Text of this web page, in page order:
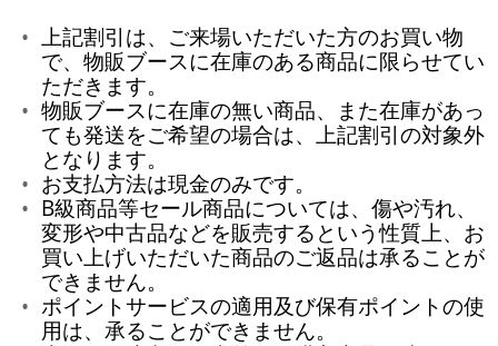
上記割引は、ご来場いただいた方のお買い物
で、物販ブースに在庫のある商品に限らせてい
ただきます。
物販ブースに在庫の無い商品、また在庫があっ
ても発送をご希望の場合は、上記割引の対象外
となります。
お支払方法は現金のみです。
B級商品等セール商品については、傷や汚れ、
変形や中古品などを販売するという性質上、お
買い上げいただいた商品のご返品は承ることが
できません。
ポイントサービスの適用及び保有ポイントの使
用は、承ることができません。